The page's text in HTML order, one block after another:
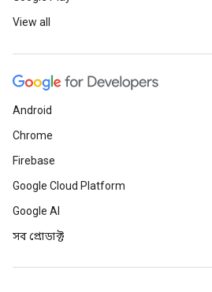
View all
Android
Chrome
Firebase
Google Cloud Platform
Google AI
সব প্রোডাক্ট